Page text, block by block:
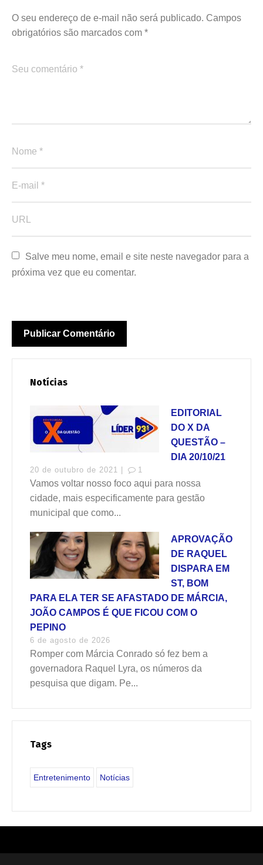
O seu endereço de e-mail não será publicado. Campos
obrigatórios são marcados com *
Salve meu nome, email e site neste navegador para a
próxima vez que eu comentar.
Notícias
EDITORIAL
DO X DA
QUESTÃO –
DIA 20/10/21
20 de outubro de 2021 | 1
Vamos voltar nosso foco aqui para nossa
cidade, mais especificamente para gestão
municipal que como...
APROVAÇÃO
DE RAQUEL
DISPARA EM
ST, BOM
PARA ELA TER SE AFASTADO DE MÁRCIA,
JOÃO CAMPOS É QUE FICOU COM O
PEPINO
6 de agosto de 2026
Romper com Márcia Conrado só fez bem a
governadora Raquel Lyra, os números da
pesquisa que digam. Pe...
Tags
Entretenimento Notícias